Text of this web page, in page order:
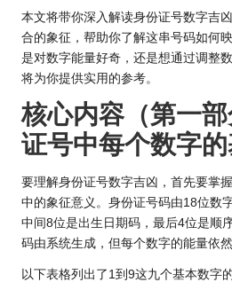
本文将带你深入解读身份证号数字吉
合的象征，帮助你了解这串号码如何
是对数字能量好奇，还是想通过调整
将为你提供实用的参考。
核心内容（第一
证号中每个数字
要理解身份证号数字吉凶，首先要掌
中的象征意义。身份证号码由18位数
中间8位是出生日期码，最后4位是顺
码由系统生成，但每个数字的能量依
以下表格列出了1到9这九个基本数字